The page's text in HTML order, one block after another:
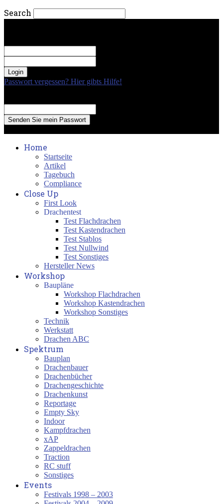
Search
Passwort vergessen? Hier gibts Hilfe!
Home
Startseite
Artikel
Tagebuch
Compliance
Close Up
First Look
Drachentest
Test Flachdrachen
Test Kastendrachen
Test Stablos
Test Nullwind
Test Sonstiges
Hersteller News
Workshop
Baupläne
Workshop Flachdrachen
Workshop Kastendrachen
Workshop Sonstiges
Technik
Werkstatt
Drachen ABC
Spektrum
Bauplan
Drachenbauer
Drachenbücher
Drachengeschichte
Drachenkunst
Reportage
Empty Sky
Indoor
Kampfdrachen
xAP
Zappeldrachen
Traction
RC stuff
Sonstiges
Events
Festivals 1998 – 2003